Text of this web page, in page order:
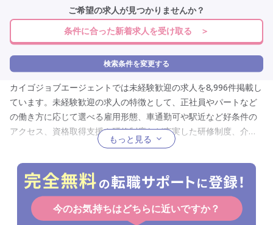
ご希望の求人が見つかりませんか？
条件に合った新着求人を受け取る ＞
検索条件を変更する
カイゴジョブエージェントでは未経験歓迎の求人を8,996件掲載し
ています。未経験歓迎の求人の特徴として、正社員やパートなど
の働き方に応じて選べる雇用形態、車通勤可や駅近など好条件の
アクセス、資格取得支援や研修制度など充実した研修制度、介護
福祉士や初任者研修などの所有者を対象にした資格を限定したも
の、介護職員や看護助手など幅広く選べる職種、訪問介護や放課
後等デイサービスなど幅広く選べるサービス形態、身体介護なし
や身体介護なしなど幅広い仕事内容、社会保険完備やボーナスあ
りなどの充実した福利厚生、夜勤専従や日勤のみなどから選べる
勤務時間、土日祝休みや夏季休暇など充実した休日、条件や非常
もっと見る
今のお気持ちはどちらに近いですか？